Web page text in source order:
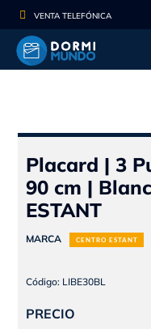
 VENTA TELEFÓNICA
Placard | 3
90 cm |
ESTANT
MARCA CENTRO ESTANT
Código: LIBE30BL
PRECIO